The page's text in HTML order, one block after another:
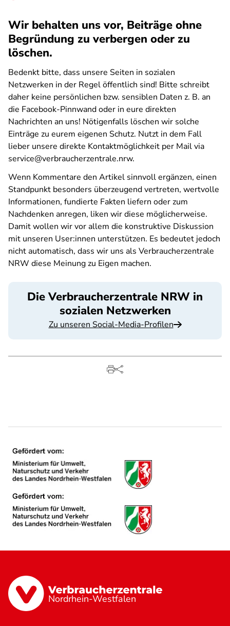
Wir behalten uns vor, Beiträge ohne
Begründung zu verbergen oder zu
löschen.
Bedenkt bitte, dass unsere Seiten in sozialen
Netzwerken in der Regel öffentlich sind! Bitte schreibt
daher keine persönlichen bzw. sensiblen Daten z. B. an
die Facebook-Pinnwand oder in eure direkten
Nachrichten an uns! Nötigenfalls löschen wir solche
Einträge zu eurem eigenen Schutz. Nutzt in dem Fall
lieber unsere direkte Kontaktmöglichkeit per Mail via
service@verbraucherzentrale.nrw.
Wenn Kommentare den Artikel sinnvoll ergänzen, einen
Standpunkt besonders überzeugend vertreten, wertvolle
Informationen, fundierte Fakten liefern oder zum
Nachdenken anregen, liken wir diese möglicherweise.
Damit wollen wir vor allem die konstruktive Diskussion
mit unseren User:innen unterstützen. Es bedeutet jedoch
nicht automatisch, dass wir uns als Verbraucherzentrale
NRW diese Meinung zu Eigen machen.
Die Verbraucherzentrale NRW in
sozialen Netzwerken
Zu unseren Social-Media-Profilen
Nordrhein-Westfalen